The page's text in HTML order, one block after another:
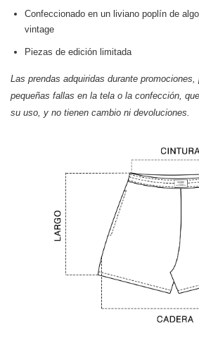
Confeccionado en un liviano poplín de
vintage
Piezas de edición limitada
Las prendas adquiridas durante promociones,
pequeñas fallas en la tela o la confección,
su uso, y no tienen cambio ni devoluciones.